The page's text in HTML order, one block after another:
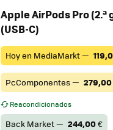
Apple AirPods Pro
(USB‑C) ​​​​​​​
Hoy en MediaMarkt —
PcComponentes — 279,00
Reacondicionados
Back Market — 244,00€